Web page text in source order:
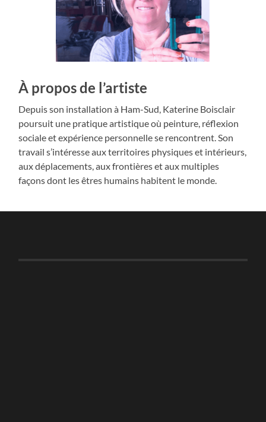
À propos de l’artiste
Depuis son installation à Ham-Sud, Katerine Boisclair
poursuit une pratique artistique où peinture, réflexion
sociale et expérience personnelle se rencontrent. Son
travail s’intéresse aux territoires physiques et intérieurs,
aux déplacements, aux frontières et aux multiples
façons dont les êtres humains habitent le monde.